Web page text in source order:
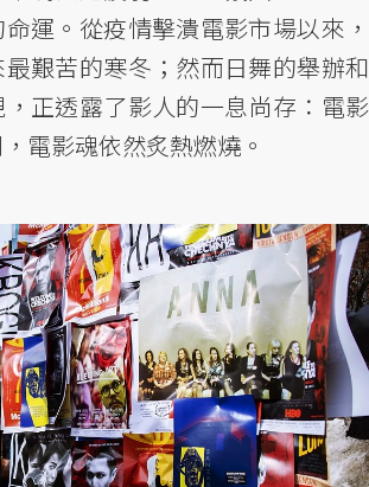
運。從疫情擊潰電影市場以來，
艱苦的寒冬；然而日舞的舉辦和
正透露了影人的一息尚存：電影
電影魂依然炙熱燃燒。